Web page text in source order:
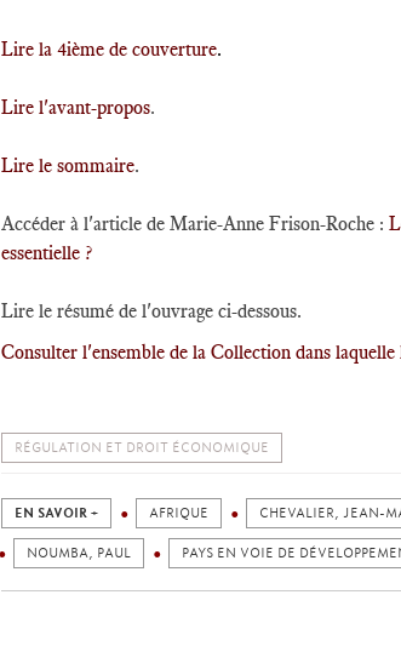
Lire la 4ième de couverture.
Lire l'avant-propos.
Lire le sommaire.
Accéder à l'article de Marie-Anne Frison-Roche :
essentielle ?
Lire le résumé de l'ouvrage ci-dessous.
Consulter l'ensemble de la Collection dans
RÉGULATION ET DROIT ÉCONOMIQUE
EN SAVOIR + AFRIQUE CHEVALIER, JEAN-
NOUMBA, PAUL PAYS EN VOIE DE